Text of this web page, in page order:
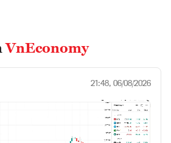
VnEconomy
21:48, 06/08/2026